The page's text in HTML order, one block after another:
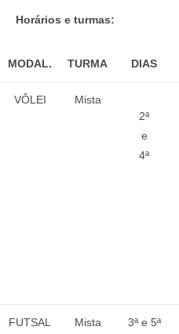
Horários e turmas:
MODAL. TURMA DIAS
VÔLEI
Mista
2ª
e
4ª
FUTSAL Mista 3ª e 5ª